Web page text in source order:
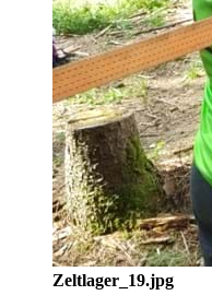
Zeltlager_19.jpg